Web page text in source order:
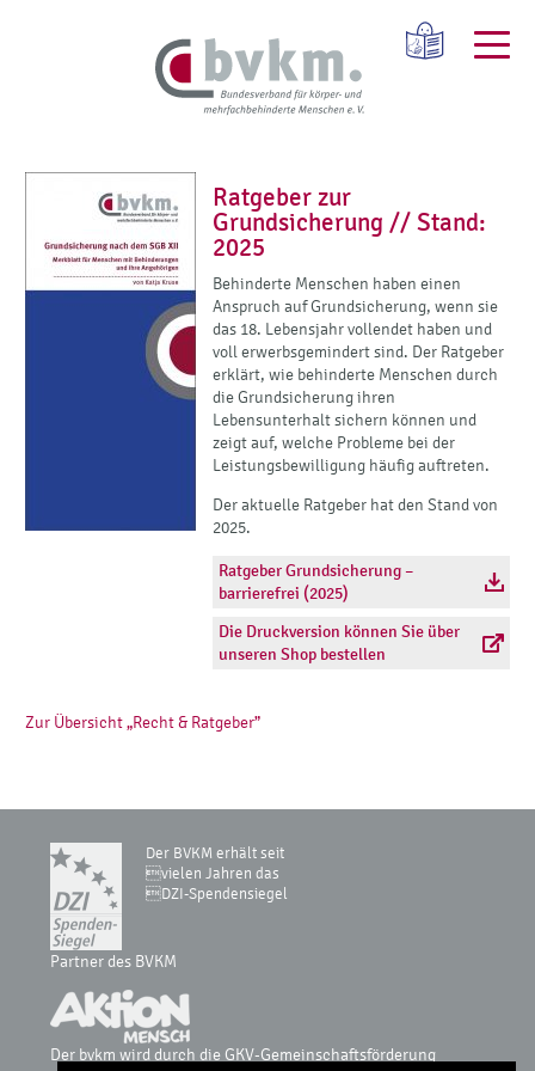
Ratgeber zur
Grundsicherung // Stand:
2025
Behinderte Menschen haben einen
Anspruch auf Grundsicherung, wenn sie
das 18. Lebensjahr vollendet haben und
voll erwerbsgemindert sind. Der Ratgeber
erklärt, wie behinderte Menschen durch
die Grundsicherung ihren
Lebensunterhalt sichern können und
zeigt auf, welche Probleme bei der
Leistungsbewilligung häufig auftreten.
Der aktuelle Ratgeber hat den Stand von
2025.
Ratgeber Grundsicherung –
barrierefrei (2025)
Die Druckversion können Sie über
unseren Shop bestellen
Zur Übersicht „Recht & Ratgeber”
Der BVKM erhält seit
vielen Jahren das
DZI-Spendensiegel
Partner des BVKM
Der bvkm wird durch die GKV-Gemeinschaftsförderung